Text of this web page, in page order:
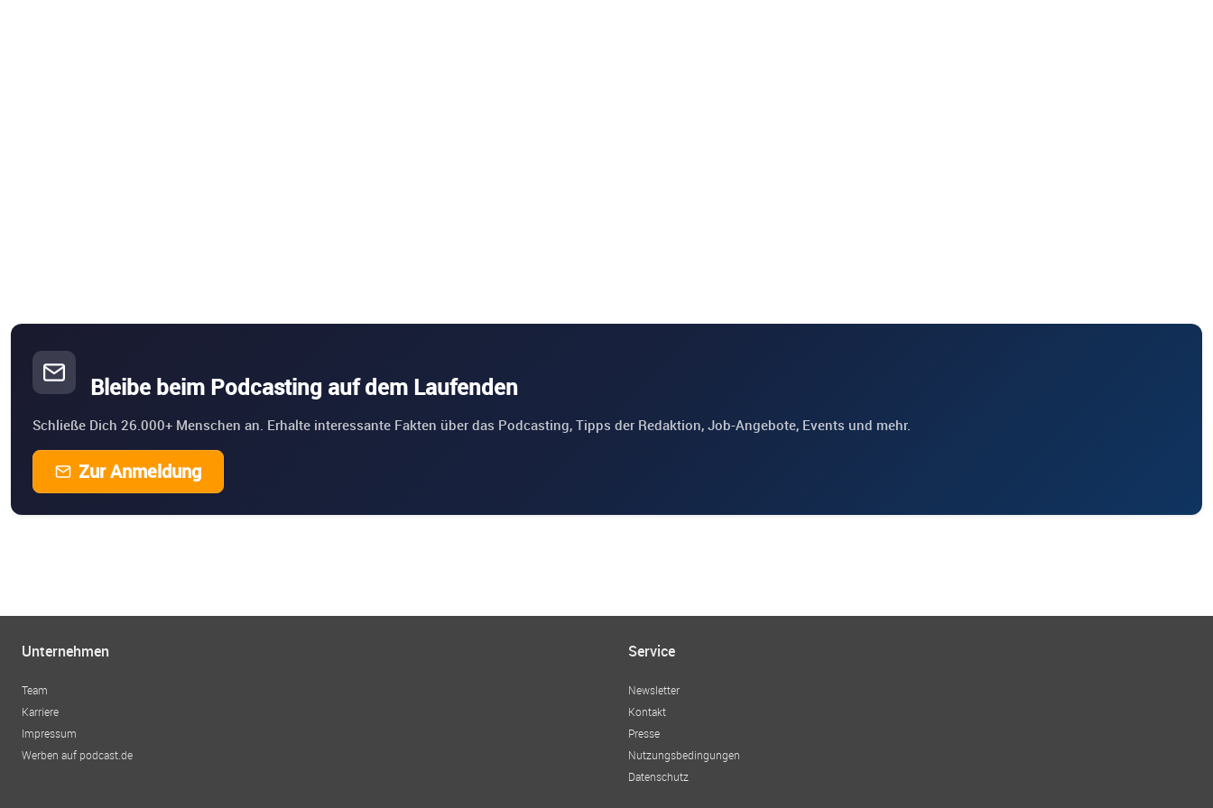
Bleibe beim Podcasting auf dem Laufenden
Schließe Dich 26.000+ Menschen an. Erhalte interessante Fakten über das Podcasting, Tipps der Redaktion, Job-Angebote, Events und mehr.
Zur Anmeldung
Unternehmen
Team
Karriere
Impressum
Werben auf podcast.de
Service
Newsletter
Kontakt
Presse
Nutzungsbedingungen
Datenschutz